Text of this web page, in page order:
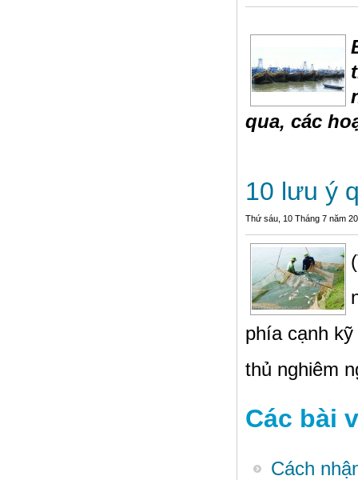
qua, các
10 lưu ý
Thứ sáu, 10 Tháng 7 năm
phía cạnh
thủ nghiêm
Các bài
Cách